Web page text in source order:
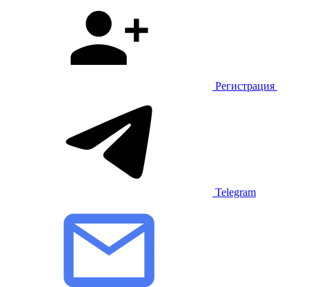
Регистрация
Telegram